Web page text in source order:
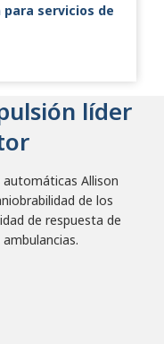
servicios de
líder
Allison
de los
de respuesta de